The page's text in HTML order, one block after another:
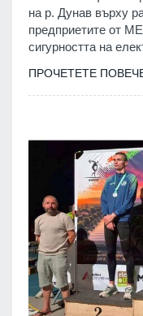
на р. Дунав върху
предприетите от
сигурността на
ПРОЧЕТЕТЕ